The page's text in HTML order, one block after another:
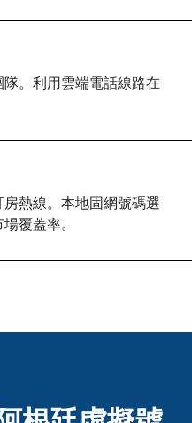
。利用雲端電話線路在
熱線。本地固網號碼選
覆蓋率。